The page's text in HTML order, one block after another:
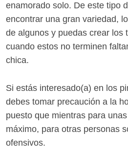
enamorado solo. De este tipo
encontrar una gran variedad,
de algunos y puedas crear los
cuando estos no terminen
chica.
Si estás interesado(a) en los
debes tomar precaución a la
puesto que mientras para
máximo, para otras personas
ofensivos.